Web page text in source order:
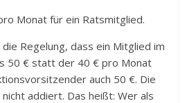
Monat für ein Ratsmitglied.
Regelung, dass ein Mitglied im
50 € statt der 40 € pro Monat
auch 50 €. Die
addiert. Das heißt: Wer als